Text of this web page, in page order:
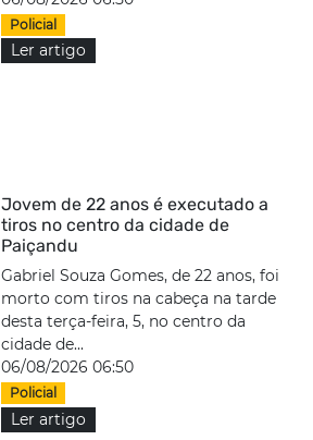
Policial
Ler artigo
Jovem de 22 anos é executado a
tiros no centro da cidade de
Paiçandu
Gabriel Souza Gomes, de 22 anos, foi
morto com tiros na cabeça na tarde
desta terça-feira, 5, no centro da
cidade de...
06/08/2026 06:50
Policial
Ler artigo